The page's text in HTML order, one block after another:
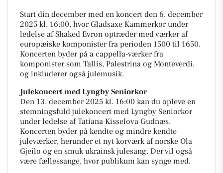
Start din december med en koncert den 6. december
2025 kl. 16:00, hvor Gladsaxe Kammerkor under
ledelse af Shaked Evron optræder med værker af
europæiske komponister fra perioden 1500 til 1650.
Koncerten byder på a cappella-værker fra
komponister som Tallis, Palestrina og Monteverdi,
og inkluderer også julemusik.
Julekoncert med Lyngby Seniorkor
Den 13. december 2025 kl. 16:00 kan du opleve en
stemningsfuld julekoncert med Lyngby Seniorkor
under ledelse af Tatiana Kisselova Gudnæs.
Koncerten byder på kendte og mindre kendte
juleværker, herunder et nyt korværk af norske Ola
Gjeilo og en smuk ukrainsk julesang. Der vil også
være fællessange, hvor publikum kan synge med.